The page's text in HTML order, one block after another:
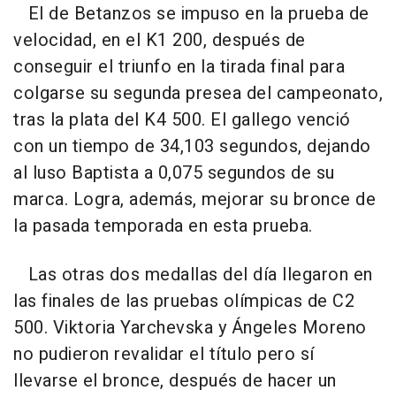
El de Betanzos se impuso en la prueba de
velocidad, en el K1 200, después de
conseguir el triunfo en la tirada final para
colgarse su segunda presea del campeonato,
tras la plata del K4 500. El gallego venció
con un tiempo de 34,103 segundos, dejando
al luso Baptista a 0,075 segundos de su
marca. Logra, además, mejorar su bronce de
la pasada temporada en esta prueba.
Las otras dos medallas del día llegaron en
las finales de las pruebas olímpicas de C2
500. Viktoria Yarchevska y Ángeles Moreno
no pudieron revalidar el título pero sí
llevarse el bronce, después de hacer un